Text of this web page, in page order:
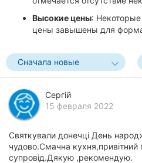
Высокие цены: Некоторые
цены завышены для
Сначала новые
Сергій
15 февраля 2022
Святкували донечці День
чудово.Смачна
супровід.Дякую ,рекомендую.